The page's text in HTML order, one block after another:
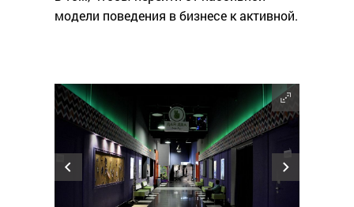
модели поведения в бизнесе к активной.